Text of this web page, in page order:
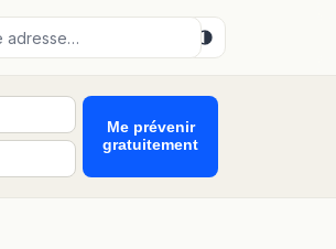
Me prévenir
gratuitement